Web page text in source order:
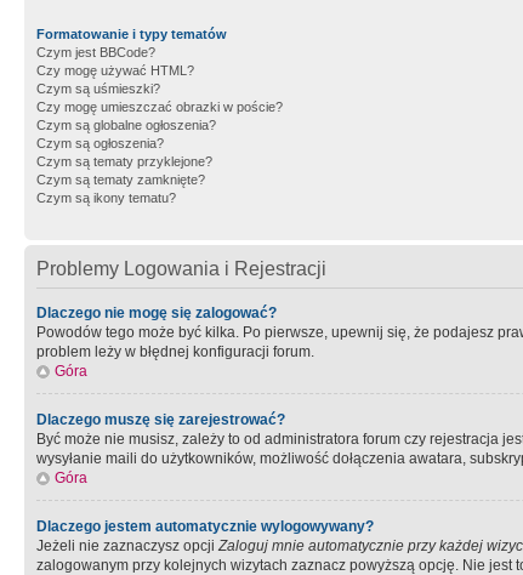
Formatowanie i typy tematów
Czym jest BBCode?
Czy mogę używać HTML?
Czym są uśmieszki?
Czy mogę umieszczać obrazki w poście?
Czym są globalne ogłoszenia?
Czym są ogłoszenia?
Czym są tematy przyklejone?
Czym są tematy zamknięte?
Czym są ikony tematu?
Problemy Logowania i Rejestracji
Dlaczego nie mogę się zalogować?
Powodów tego może być kilka. Po pierwsze, upewnij się, że podajesz
problem leży w błędnej konfiguracji forum.
Góra
Dlaczego muszę się zarejestrować?
Być może nie musisz, zależy to od administratora forum czy rejestracja
wysyłanie maili do użytkowników, możliwość dołączenia awatara,
Góra
Dlaczego jestem automatycznie wylogowywany?
Jeżeli nie zaznaczysz opcjiZaloguj mnie automatycznie przy każdej
zalogowanym przy kolejnych wizytach zaznacz powyższą opcję. Nie